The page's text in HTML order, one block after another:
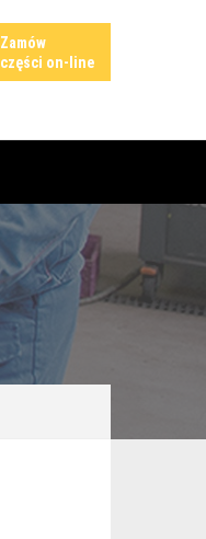
Zamów
części on-line